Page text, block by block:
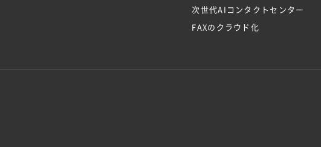
次世代AIコンタクトセンター
FAXのクラウド化